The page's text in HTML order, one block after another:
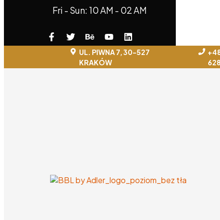
Fri - Sun: 10 AM - 02 AM
UL. PIWNA 7, 30-527
KRAKÓW
628